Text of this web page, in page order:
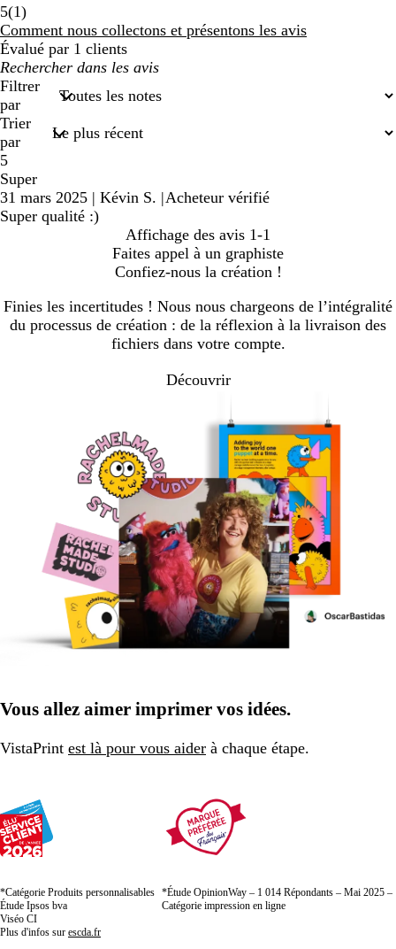
5(11
avis
)
Comment nous collectons et présentons les avis
Évalué par 1 clients
Mes
recherches
saisies
Filtrer
par
Trier
par
5
Super
31 mars 2025 | Kévin S. |Acheteur vérifié
Super qualité :)
Affichage des avis 1-1
Faites appel à un graphiste
Confiez-nous la création !
Finies les incertitudes ! Nous nous chargeons de l’intégralité
du processus de création : de la réflexion à la livraison des
fichiers dans votre compte.
Découvrir
Vous allez aimer imprimer vos idées.
VistaPrint est là pour vous aider à chaque étape.
*Catégorie Produits personnalisables
Étude Ipsos bva
Viséo CI
Plus d'infos sur escda.fr
*Étude OpinionWay – 1 014 Répondants – Mai 2025 –
Catégorie impression en ligne